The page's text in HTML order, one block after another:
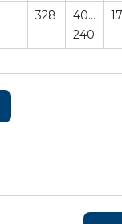
328
40…
240